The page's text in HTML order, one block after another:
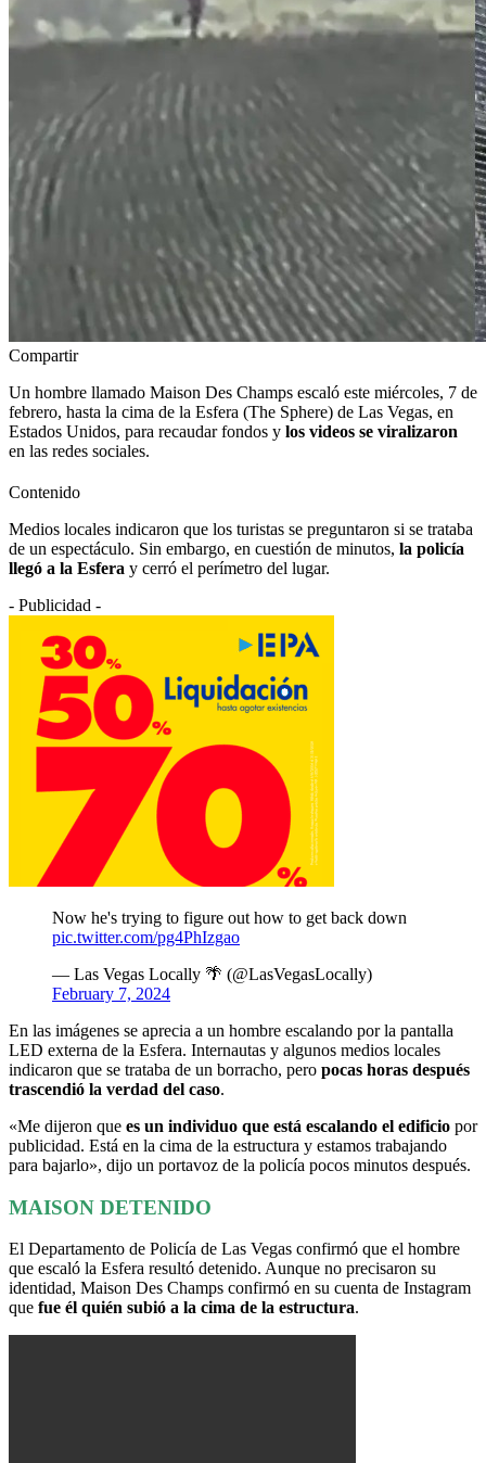
Compartir
Un hombre llamado Maison Des Champs escaló este miércoles, 7 de
febrero, hasta la cima de la Esfera (The Sphere) de Las Vegas, en
Estados Unidos, para recaudar fondos y los videos se viralizaron
en las redes sociales.
Contenido
Medios locales indicaron que los turistas se preguntaron si se trataba
de un espectáculo. Sin embargo, en cuestión de minutos, la policía
llegó a la Esfera y cerró el perímetro del lugar.
- Publicidad -
Now he's trying to figure out how to get back down
pic.twitter.com/pg4PhIzgao
— Las Vegas Locally 🌴 (@LasVegasLocally)
February 7, 2024
En las imágenes se aprecia a un hombre escalando por la pantalla
LED externa de la Esfera. Internautas y algunos medios locales
indicaron que se trataba de un borracho, pero pocas horas después
trascendió la verdad del caso.
«Me dijeron que es un individuo que está escalando el edificio por
publicidad. Está en la cima de la estructura y estamos trabajando
para bajarlo», dijo un portavoz de la policía pocos minutos después.
MAISON DETENIDO
El Departamento de Policía de Las Vegas confirmó que el hombre
que escaló la Esfera resultó detenido. Aunque no precisaron su
identidad, Maison Des Champs confirmó en su cuenta de Instagram
que fue él quién subió a la cima de la estructura.